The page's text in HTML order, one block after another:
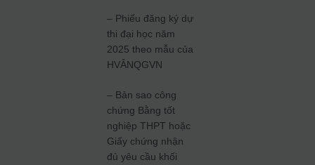
– Phiếu đăng ký dự
thi đại học năm
2025 theo mẫu của
HVÂNQGVN
– Bản sao công
chứng Bằng tốt
nghiệp THPT hoặc
Giấy chứng nhận
đủ yêu cầu khối